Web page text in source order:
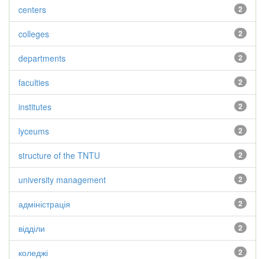
2
centers
2
colleges
2
departments
2
faculties
2
institutes
2
lyceums
2
structure of the TNTU
2
university management
2
адміністрація
2
відділи
2
коледжі